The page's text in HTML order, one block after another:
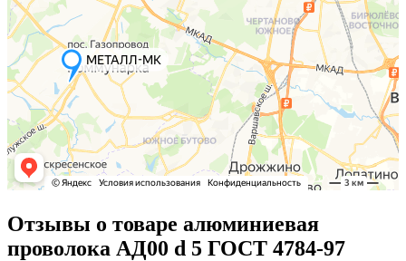
Отзывы о товаре алюминиевая
проволока АД00 d 5 ГОСТ 4784-97